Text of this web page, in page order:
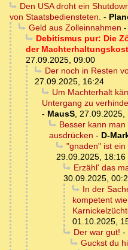
Den USA droht ein
von Staatsbediensteten. -
Geld aus Zolleinnahmen -
Debitismus pur: Die
der
27.09.2025, 09:00
Der noch in Resten
27.09.2025, 16:24
Um Machterhalt
Untergang zu
- MausS 27.09.2025,
Besser kann
ausdrücken - D-
"gnaden" ist ein
29.09.2025, 18:16
Erzähl' das
30.09.2025,
In der
kompetent
01.10.2025,
Der war gut! -
Guckst du